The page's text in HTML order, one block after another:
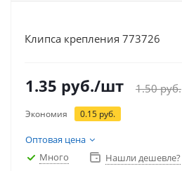
Клипса крепления 773726
1.35 руб./шт 1.50руб.
Экономия 0.15 руб.
Оптовая цена
Много
Нашли дешевле?